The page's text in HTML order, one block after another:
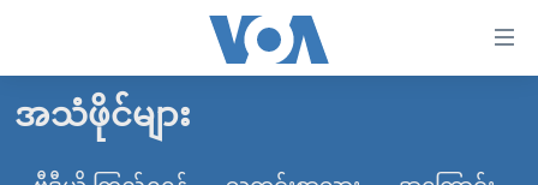
လွယ်ကူ
မူလစာမျက်နှာ
မြန်မာ
အသံဖိုင်များ